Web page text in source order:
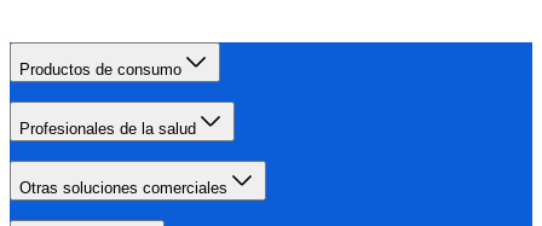
Productos de consumo
Profesionales de la salud
Otras soluciones comerciales